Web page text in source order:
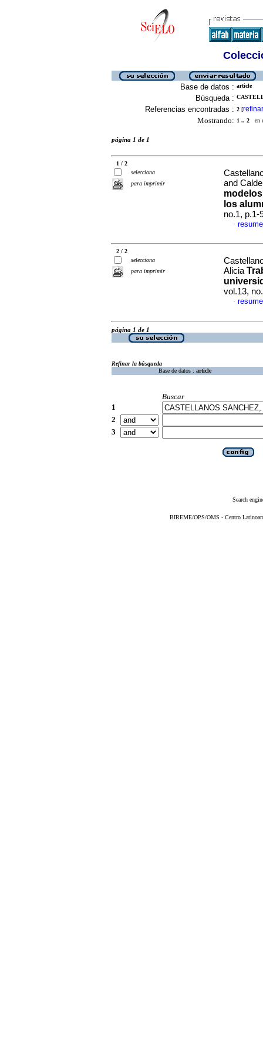
Base de datos : article
Búsqueda :
Referencias encontradas : 2 [refinar
Mostrando: 1 .. 2 en
página 1 de 1
1 / 2
selecciona
para imprimir
and
los
no.1, p.1-
·
2 / 2
selecciona
para imprimir
Alicia
vol.13,
·
página 1 de 1
Refinar la búsqueda
Base de datos : article
Buscar
1
2
3
Search
BIREME/OPS/OMS - Centro